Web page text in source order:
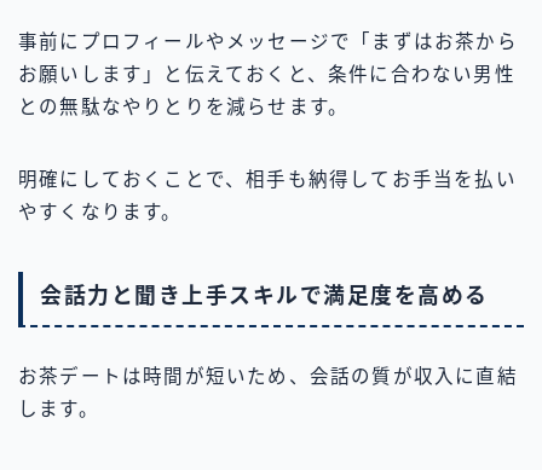
事前にプロフィールやメッセージで「まずはお茶から
お願いします」と伝えておくと、条件に合わない男性
との無駄なやりとりを減らせます。
明確にしておくことで、相手も納得してお手当を払い
やすくなります。
会話力と聞き上手スキルで満足度を高める
お茶デートは時間が短いため、会話の質が収入に直結
します。